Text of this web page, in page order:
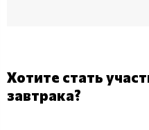
Хотите стать
завтрака?